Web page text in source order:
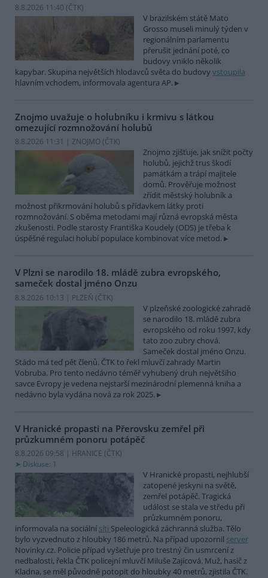
8.8.2026 11:40 (ČTK)
V brazilském státě Mato
Grosso museli minulý týden v
regionálním parlamentu
přerušit jednání poté, co
budovy vniklo několik
kapybar. Skupina největších hlodavců světa do budovy vstoupila
hlavním vchodem, informovala agentura AP.
Znojmo uvažuje o holubníku i krmivu s látkou
omezující rozmnožování holubů
8.8.2026 11:31 | ZNOJMO (ČTK)
Znojmo zjišťuje, jak snížit počty
holubů, jejichž trus škodí
památkám a trápí majitele
domů. Prověřuje možnost
zřídit městský holubník a
možnost přikrmování holubů s přídavkem látky proti
rozmnožování. S oběma metodami mají různá evropská města
zkušenosti. Podle starosty Františka Koudely (ODS) je třeba k
úspěšné regulaci holubí populace kombinovat více metod.
V Plzni se narodilo 18. mládě zubra evropského,
sameček dostal jméno Onzu
8.8.2026 10:13 | PLZEŇ (ČTK)
V plzeňské zoologické zahradě
se narodilo 18. mládě zubra
evropského od roku 1997, kdy
tato zoo zubry chová.
Sameček dostal jméno Onzu.
Stádo má teď pět členů. ČTK to řekl mluvčí zahrady Martin
Vobruba. Pro tento nedávno téměř vyhubený druh největšího
savce Evropy je vedena nejstarší mezinárodní plemenná kniha a
nedávno byla vydána nová za rok 2025.
V Hranické propasti na Přerovsku zemřel při
průzkumném ponoru potápěč
8.8.2026 09:58 | HRANICE (ČTK)
Diskuse: 1
V Hranické propasti, nejhlubší
zatopené jeskyni na světě,
zemřel potápěč. Tragická
událost se stala ve středu při
průzkumném ponoru,
informovala na sociální síti Speleologická záchranná služba. Tělo
bylo vyzvednuto z hloubky 186 metrů. Na případ upozornil server
Novinky.cz. Policie případ vyšetřuje pro trestný čin usmrcení z
nedbalosti, řekla ČTK policejní mluvčí Miluše Zajícová. Muž, hasič z
Kladna, se měl původně potopit do hloubky 40 metrů, zjistila ČTK.